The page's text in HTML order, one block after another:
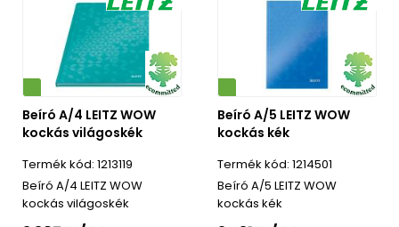
Beíró A/4 LEITZ WOW
kockás világoskék
1213119
Beíró A/4 LEITZ WOW
kockás világoskék
Környezetbarát
Beíró A/5 LEITZ WOW
kockás kék
1214501
Beíró A/5 LEITZ WOW
kockás kék